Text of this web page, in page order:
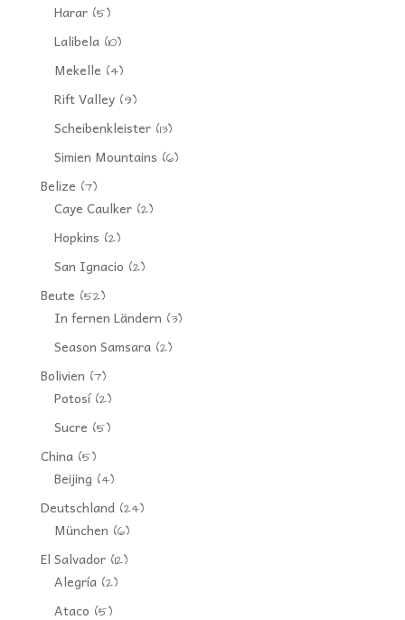
Harar(5)
Lalibela(10)
Mekelle (4)
Rift Valley(9)
Scheibenkleister(13)
Simien Mountains (6)
Belize (7)
Caye Caulker(2)
Hopkins (2)
San Ignacio (2)
Beute (52)
In fernen Ländern (3)
Season Samsara(2)
Bolivien (7)
Potosí(2)
Sucre (5)
China(5)
Beijing (4)
Deutschland(24)
München (6)
El Salvador(12)
Alegría(2)
Ataco (5)